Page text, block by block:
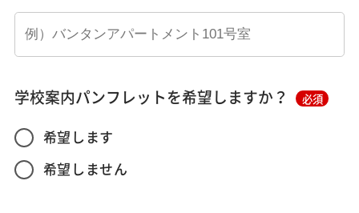
学校案内パンフレットを希望しますか？ 必須
希望します
希望しません